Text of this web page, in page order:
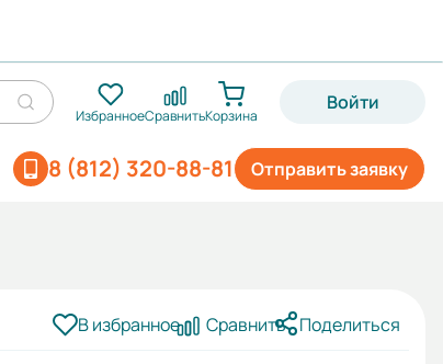
ИзбранноеСравнитьКорзина
Войти
Отправить заявку
8 (812) 320-88-81
В избранное Сравнить Поделиться